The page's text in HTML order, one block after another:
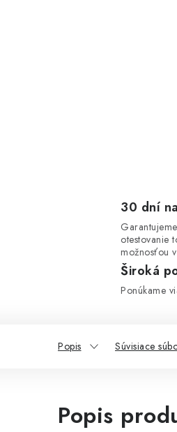
30 dní
otestovanie
možnosťou
Široká
Ponúkame
Popis Súvisiace
Popis